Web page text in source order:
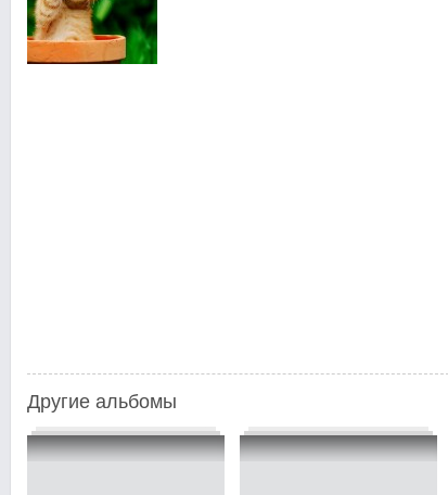
Другие альбомы